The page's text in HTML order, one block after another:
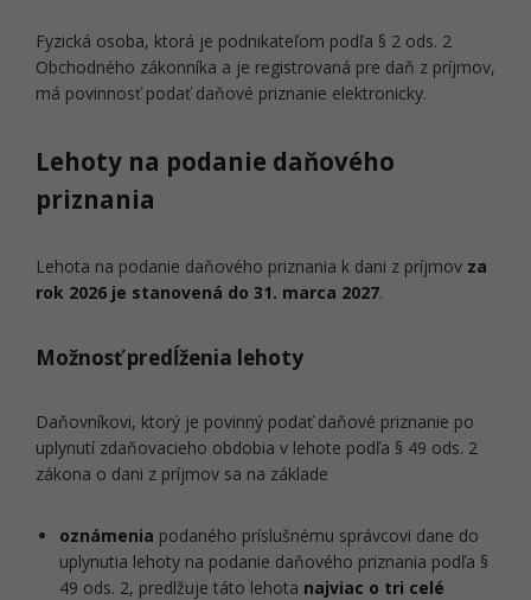
Fyzická osoba, ktorá je podnikateľom podľa § 2 ods. 2
Obchodného zákonníka a je registrovaná pre daň z príjmov,
má povinnosť podať daňové priznanie elektronicky.
Lehoty na podanie daňového
priznania
Lehota na podanie daňového priznania k dani z príjmov za
rok 2026 je stanovená do 31. marca 2027.
Možnosť predĺženia lehoty
Daňovníkovi, ktorý je povinný podať daňové priznanie po
uplynutí zdaňovacieho obdobia v lehote podľa § 49 ods. 2
zákona o dani z príjmov sa na základe
oznámenia podaného príslušnému správcovi dane do
uplynutia lehoty na podanie daňového priznania podľa §
49 ods. 2, predlžuje táto lehota najviac o tri celé